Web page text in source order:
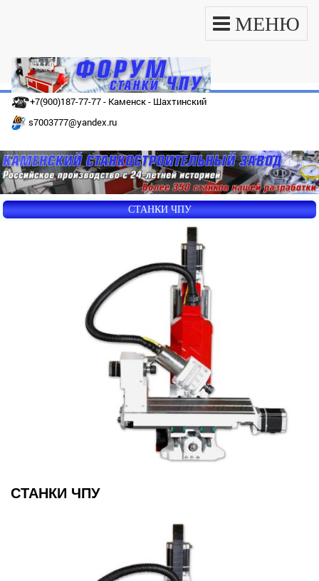
МЕНЮ
+7(900)187-77-77 - Каменск - Шахтинский
s7003777@yandex.ru
СТАНКИ ЧПУ
СТАНКИ ЧПУ